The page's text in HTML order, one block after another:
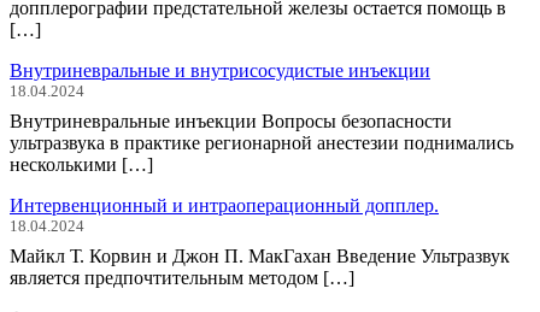
допплерографии предстательной железы остается помощь в
[…]
Внутриневральные и внутрисосудистые инъекции
18.04.2024
Внутриневральные инъекции Вопросы безопасности
ультразвука в практике регионарной анестезии поднимались
несколькими […]
Интервенционный и интраоперационный допплер.
18.04.2024
Майкл Т. Корвин и Джон П. МакГахан Введение Ультразвук
является предпочтительным методом […]